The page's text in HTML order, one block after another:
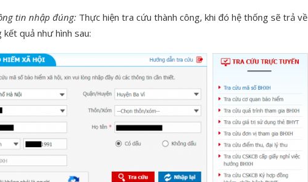
tin nhập đúng: Thực hiện tra cứu thành công, khi đó hệ thống sẽ trả về
quả như hình sau: